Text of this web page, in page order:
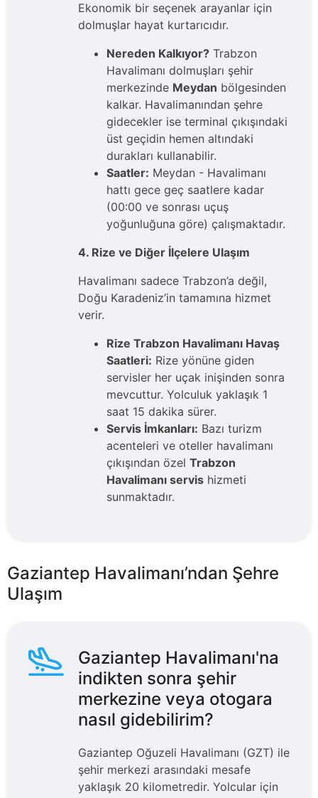
Ekonomik bir seçenek arayanlar için
dolmuşlar hayat kurtarıcıdır.
Nereden Kalkıyor? Trabzon
Havalimanı dolmuşları şehir
merkezinde Meydan bölgesinden
kalkar. Havalimanından şehre
gidecekler ise terminal çıkışındaki
üst geçidin hemen altındaki
durakları kullanabilir.
Saatler: Meydan - Havalimanı
hattı gece geç saatlere kadar
(00:00 ve sonrası uçuş
yoğunluğuna göre) çalışmaktadır.
4. Rize ve Diğer İlçelere Ulaşım
Havalimanı sadece Trabzon’a değil,
Doğu Karadeniz’in tamamına hizmet
verir.
Rize Trabzon Havalimanı Havaş
Saatleri: Rize yönüne giden
servisler her uçak inişinden sonra
mevcuttur. Yolculuk yaklaşık 1
saat 15 dakika sürer.
Servis İmkanları: Bazı turizm
acenteleri ve oteller havalimanı
çıkışından özel Trabzon
Havalimanı servis hizmeti
sunmaktadır.
Gaziantep Havalimanı’ndan Şehre
Ulaşım
Gaziantep Havalimanı'na
indikten sonra şehir
merkezine veya otogara
nasıl gidebilirim?
Gaziantep Oğuzeli Havalimanı (GZT) ile
şehir merkezi arasındaki mesafe
yaklaşık 20 kilometredir. Yolcular için